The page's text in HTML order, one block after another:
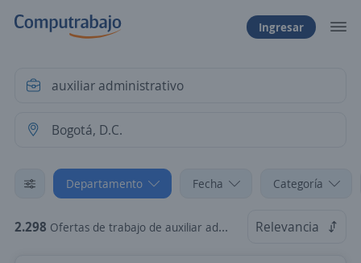
Ingresar
Departamento Fecha Categoría
2.298 Ofertas de trabajo de auxiliar administrativo en Bogotá, D.C. Relevancia